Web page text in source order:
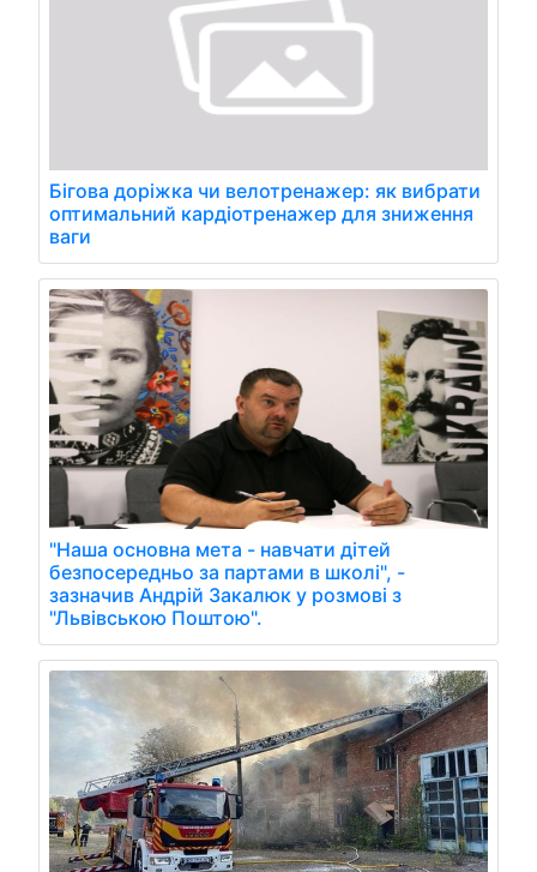
Бігова доріжка чи велотренажер: як вибрати
оптимальний кардіотренажер для зниження
ваги
"Наша основна мета - навчати дітей
безпосередньо за партами в школі", -
зазначив Андрій Закалюк у розмові з
"Львівською Поштою".